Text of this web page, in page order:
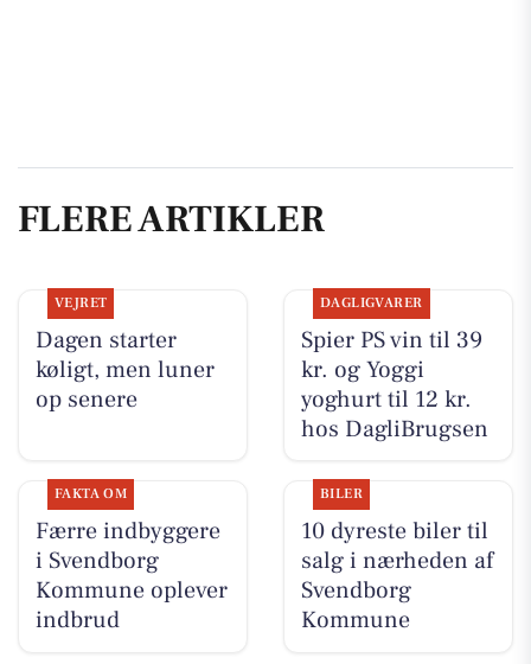
FLERE ARTIKLER
VEJRET
Dagen starter
køligt, men luner
op senere
DAGLIGVARER
Spier PS vin til 39
kr. og Yoggi
yoghurt til 12 kr.
hos DagliBrugsen
FAKTA OM
Færre indbyggere
i Svendborg
Kommune oplever
indbrud
BILER
10 dyreste biler til
salg i nærheden af
Svendborg
Kommune